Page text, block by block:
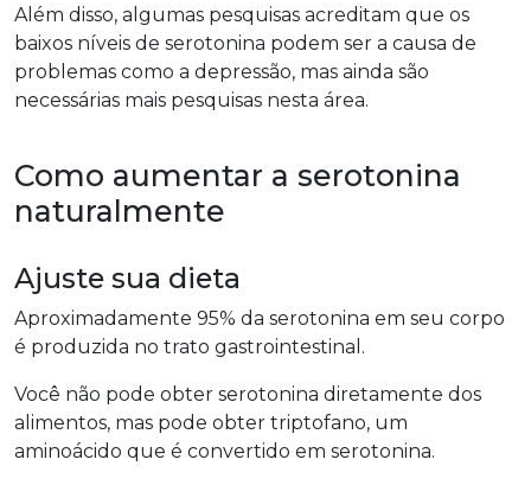
Além disso, algumas pesquisas acreditam que os
baixos níveis de serotonina podem ser a causa de
problemas como a depressão, mas ainda são
necessárias mais pesquisas nesta área.
Como aumentar a serotonina
naturalmente
Ajuste sua dieta
Aproximadamente 95% da serotonina em seu corpo
é produzida no trato gastrointestinal.
Você não pode obter serotonina diretamente dos
alimentos, mas pode obter triptofano, um
aminoácido que é convertido em serotonina.